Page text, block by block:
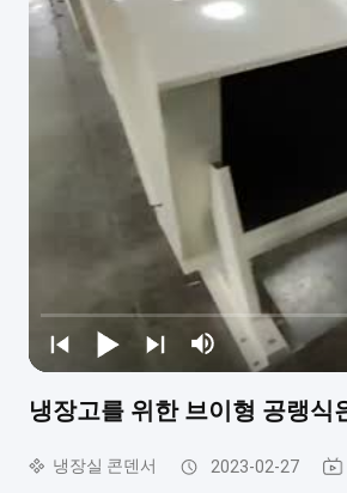
냉장고를 위한 브이형 공랭식
냉장실 콘덴서 2023-02-27